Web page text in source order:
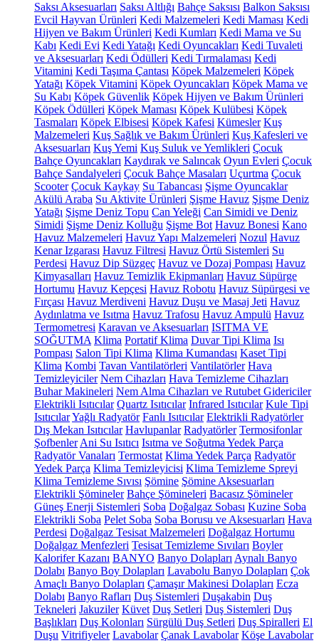
Saksı Aksesuarları Saksı Altlığı Bahçe Saksısı Balkon Saksısı
Evcil Hayvan Ürünleri Kedi Malzemeleri Kedi Maması Kedi
Hijyen ve Bakım Ürünleri Kedi Kumları Kedi Mama ve Su
Kabı Kedi Evi Kedi Yatağı Kedi Oyuncakları Kedi Tuvaleti
ve Aksesuarları Kedi Ödülleri Kedi Tırmalaması Kedi
Vitamini Kedi Taşıma Çantası Köpek Malzemeleri Köpek
Yatağı Köpek Vitamini Köpek Oyuncakları Köpek Mama ve
Su Kabı Köpek Güvenlik Köpek Hijyen ve Bakım Ürünleri
Köpek Ödülleri Köpek Maması Köpek Kulübesi Köpek
Tasmaları Köpek Elbisesi Köpek Kafesi Kümesler Kuş
Malzemeleri Kuş Sağlık ve Bakım Ürünleri Kuş Kafesleri ve
Aksesuarları Kuş Yemi Kuş Suluk ve Yemlikleri Çocuk
Bahçe Oyuncakları Kaydırak ve Salıncak Oyun Evleri Çocuk
Bahçe Sandalyeleri Çocuk Bahçe Masaları Uçurtma Çocuk
Scooter Çocuk Kaykay Su Tabancası Şişme Oyuncaklar
Akülü Araba Su Aktivite Ürünleri Şişme Havuz Şişme Deniz
Yatağı Şişme Deniz Topu Can Yeleği Can Simidi ve Deniz
Simidi Şişme Deniz Kolluğu Şişme Bot Havuz Bonesi Kano
Havuz Malzemeleri Havuz Yapı Malzemeleri Nozul Havuz
Kenar Izgarası Havuz Filtresi Havuz Örtü Sistemleri Su
Perdesi Havuz Dip Süzgeç Havuz ve Dozaj Pompası Havuz
Kimyasalları Havuz Temizlik Ekipmanları Havuz Süpürge
Hortumu Havuz Kepçesi Havuz Robotu Havuz Süpürgesi ve
Fırçası Havuz Merdiveni Havuz Duşu ve Masaj Jeti Havuz
Aydınlatma ve Isıtma Havuz Trafosu Havuz Ampulü Havuz
Termometresi Karavan ve Aksesuarları ISITMA VE
SOĞUTMA Klima Portatif Klima Duvar Tipi Klima Isı
Pompası Salon Tipi Klima Klima Kumandası Kaset Tipi
Klima Kombi Tavan Vantilatörleri Vantilatörler Hava
Temizleyiciler Nem Cihazları Hava Temizleme Cihazları
Buhar Makineleri Nem Alma Cihazları ve Rutubet Gidericiler
Elektrikli Isıtıcılar Quartz Isıtıcılar Infrared Isıtıcılar Kule Tipi
IsıtıcılarYağlı Radyatör Fanlı Isıtıcılar Elektrikli Radyatörler
Dış Mekan Isıtıcılar Havlupanlar Radyatörler Termosifonlar
Şofbenler Ani Su Isıtıcı Isıtma ve Soğutma Yedek Parça
Radyatör Vanaları Termostat Klima Yedek Parça Radyatör
Yedek Parça Klima Temizleyicisi Klima Temizleme Spreyi
Klima Temizleme Sıvısı Şömine Şömine Aksesuarları
Elektrikli Şömineler Bahçe Şömineleri Bacasız Şömineler
Güneş Enerji Sistemleri Soba Doğalgaz Sobası Kuzine Soba
Elektrikli Soba Pelet Soba Soba Borusu ve Aksesuarları Hava
Perdesi Doğalgaz Tesisat Malzemeleri Doğalgaz Hortumu
Doğalgaz Menfezleri Tesisat Temizleme Sıvıları Boyler
Kalorifer Kazanı BANYO Banyo Dolapları Aynalı Banyo
Dolabı Banyo Boy Dolapları Lavabolu Banyo Dolapları Çok
Amaçlı Banyo Dolapları Çamaşır Makinesi Dolapları Ecza
Dolabı Banyo Rafları Duş Sistemleri Duşakabin Duş
Tekneleri Jakuziler Küvet Duş Setleri Duş Sistemleri Duş
Başlıkları Duş Kolonları Sürgülü Duş Setleri Duş Spiralleri El
Duşu Vitrifiyeler Lavabolar Çanak Lavabolar Köşe Lavabolar